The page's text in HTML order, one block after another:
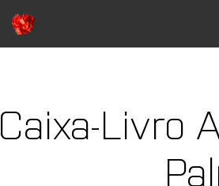
Caixa-Livro